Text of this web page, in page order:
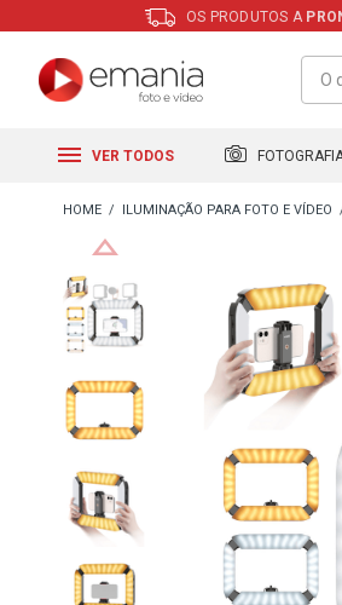
OS PRODUTOS A
VER TODOS
ILUMINAÇÃO PARA FOTO E VÍDEO